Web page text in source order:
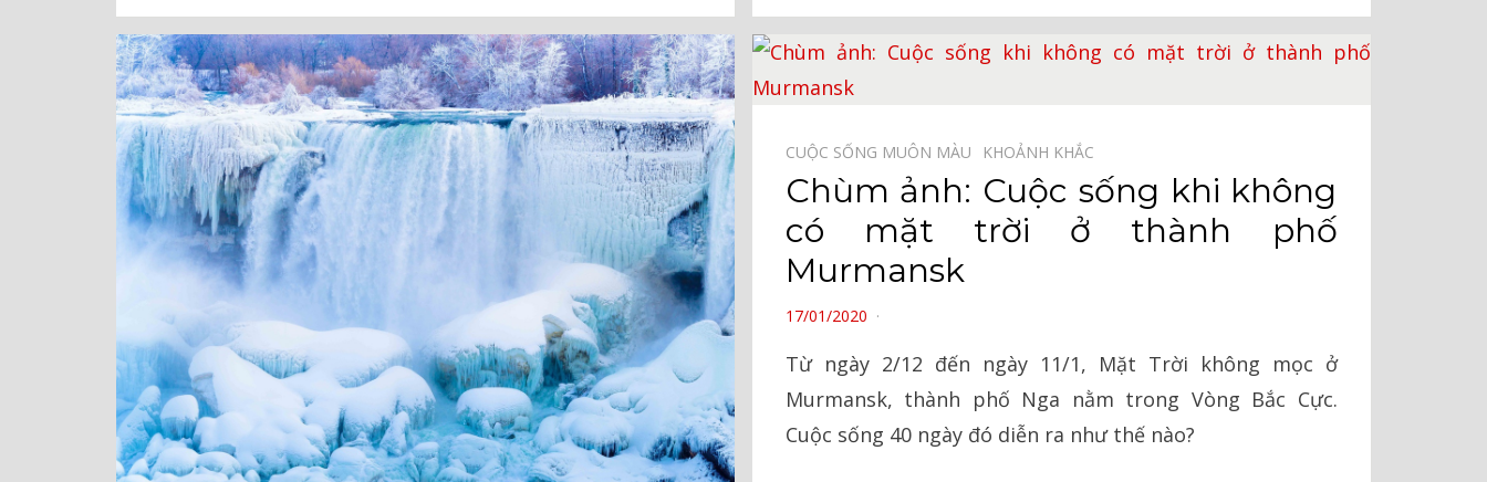
CUỘC SỐNG MUÔN MÀU⠀ KHOẢNH KHẮC⠀
Chùm ảnh: Cuộc sống khi không
có mặt trời ở thành phố
Murmansk
POSTED
17/01/2020
Từ ngày 2/12 đến ngày 11/1, Mặt Trời không mọc ở
Murmansk, thành phố Nga nằm trong Vòng Bắc Cực.
Cuộc sống 40 ngày đó diễn ra như thế nào?